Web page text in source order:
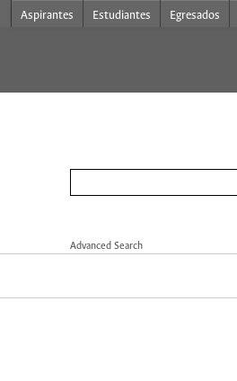
Aspirantes Estudiantes Egresados
Advanced Search